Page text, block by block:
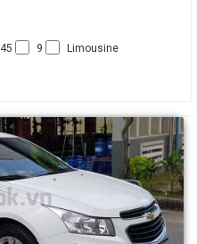
45 9
Limousine